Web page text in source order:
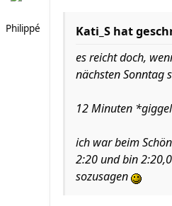
Philippé
Kati_S hat
es reicht doch,
nächsten Sonntag
12 Minuten
ich war beim
2:20 und bin
sozusagen